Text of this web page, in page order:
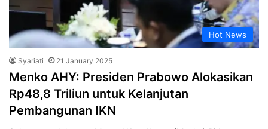
Hot News
Syariati 21 January 2025
Menko AHY: Presiden Prabowo Alokasikan
Rp48,8 Triliun untuk Kelanjutan
Pembangunan IKN